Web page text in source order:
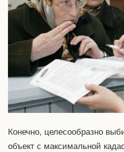
Конечно, целесообразно
объект с максимальной